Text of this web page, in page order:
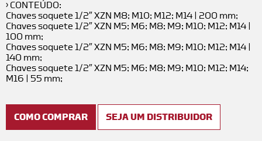
› CONTEÚDO:
Chaves soquete 1/2″ XZN M8; M10; M12; M14 | 200 mm;
Chaves soquete 1/2″ XZN M5; M6; M8; M9; M10; M12; M14 |
100 mm;
Chaves soquete 1/2″ XZN M5; M6; M8; M9; M10; M12; M14 |
140 mm;
Chaves soquete 1/2″ XZN M5; M6; M8; M9; M10; M12; M14;
M16 | 55 mm;
COMO COMPRAR SEJA UM DISTRIBUIDOR